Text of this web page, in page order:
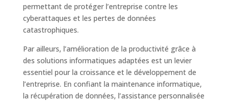
permettant de protéger l’entreprise contre les
cyberattaques et les pertes de données
catastrophiques.
Par ailleurs, l’amélioration de la productivité grâce à
des solutions informatiques adaptées est un levier
essentiel pour la croissance et le développement de
l’entreprise. En confiant la maintenance informatique,
la récupération de données, l’assistance personnalisée